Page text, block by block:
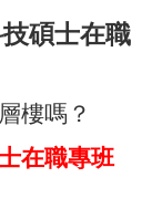
碩士在職
樓嗎？
在職專班